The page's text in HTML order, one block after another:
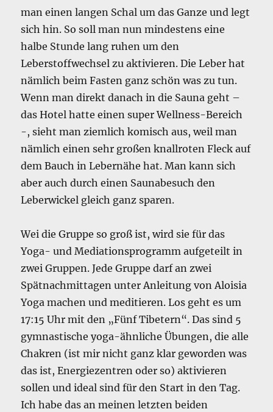
man einen langen Schal um das Ganze und legt
sich hin. So soll man nun mindestens eine
halbe Stunde lang ruhen um den
Leberstoffwechsel zu aktivieren. Die Leber hat
nämlich beim Fasten ganz schön was zu tun.
Wenn man direkt danach in die Sauna geht –
das Hotel hatte einen super Wellness-Bereich
-, sieht man ziemlich komisch aus, weil man
nämlich einen sehr großen knallroten Fleck auf
dem Bauch in Lebernähe hat. Man kann sich
aber auch durch einen Saunabesuch den
Leberwickel gleich ganz sparen.
Wei die Gruppe so groß ist, wird sie für das
Yoga- und Mediationsprogramm aufgeteilt in
zwei Gruppen. Jede Gruppe darf an zwei
Spätnachmittagen unter Anleitung von Aloisia
Yoga machen und meditieren. Los geht es um
17:15 Uhr mit den „Fünf Tibetern“. Das sind 5
gymnastische yoga-ähnliche Übungen, die alle
Chakren (ist mir nicht ganz klar geworden was
das ist, Energiezentren oder so) aktivieren
sollen und ideal sind für den Start in den Tag.
Ich habe das an meinen letzten beiden